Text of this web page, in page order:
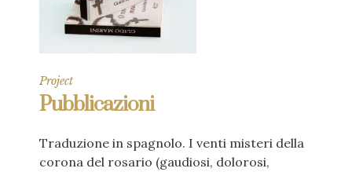
Project
Pubblicazioni
Traduzione in spagnolo. I venti misteri della
corona del rosario (gaudiosi, dolorosi,